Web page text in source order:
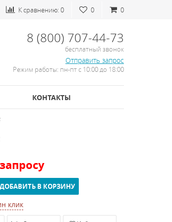
0
0
К сравнению: 0
8 (800) 707-44-73
бесплатный звонок
Отправить запрос
Режим работы: пн-пт с 10:00 до 18:00
КОНТАКТЫ
ДОБАВИТЬ В КОРЗИНУ
клик